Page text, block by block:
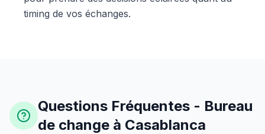
timing de vos échanges.
Questions Fréquentes - Bureau
de change à Casablanca